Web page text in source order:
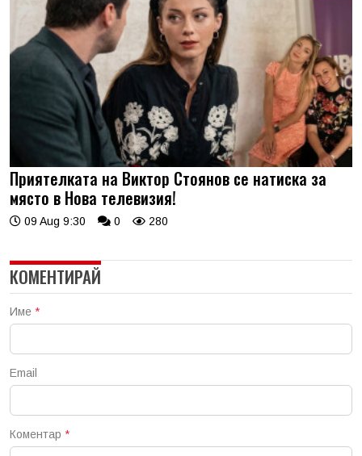
Приятелката на Виктор Стоянов се натиска за
място в Нова телевизия!
09 Aug 9:30 0 280
КОМЕНТИРАЙ
Име *
Email
Коментар *